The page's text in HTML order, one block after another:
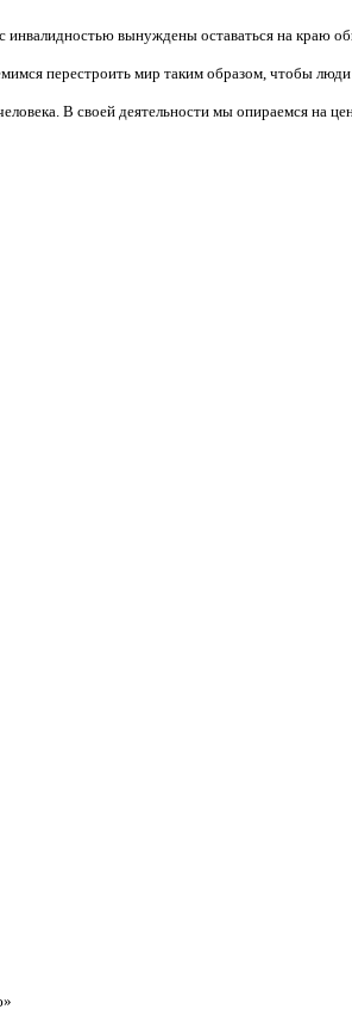
вынуждены оставаться на краю
перестроить мир таким образом, чтобы
В своей деятельности мы опираемся на